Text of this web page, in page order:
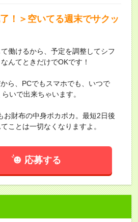
！＞空いてる週末でサクッ
働けるから、予定を調整してシフ
んてときだけでOKです！
ら、PCでもスマホでも、いつで
いで出来ちゃいます。
財布の中身ポカポカ。最短2日後
ことは一切なくなりますよ。
応募する